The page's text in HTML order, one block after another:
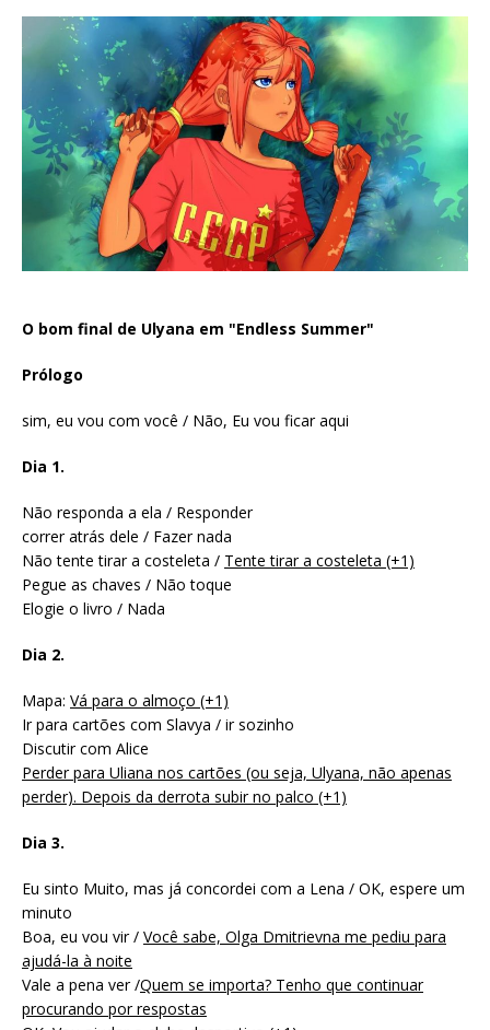
O bom final de Ulyana em "Endless Summer"
Prólogo
sim, eu vou com você / Não, Eu vou ficar aqui
Dia 1.
Não responda a ela / Responder
correr atrás dele / Fazer nada
Não tente tirar a costeleta / Tente tirar a costeleta (+1)
Pegue as chaves / Não toque
Elogie o livro / Nada
Dia 2.
Mapa: Vá para o almoço (+1)
Ir para cartões com Slavya / ir sozinho
Discutir com Alice
Perder para Uliana nos cartões (ou seja, Ulyana, não apenas
perder). Depois da derrota subir no palco (+1)
Dia 3.
Eu sinto Muito, mas já concordei com a Lena / OK, espere um
minuto
Boa, eu vou vir / Você sabe, Olga Dmitrievna me pediu para
ajudá-la à noite
Vale a pena ver /Quem se importa? Tenho que continuar
procurando por respostas